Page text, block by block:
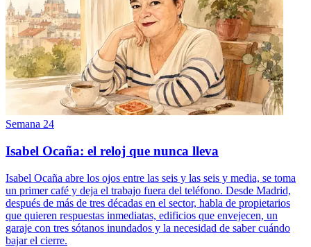
Semana 24
Isabel Ocaña: el reloj que nunca lleva
Isabel Ocaña abre los ojos entre las seis y las seis y media, se toma
un primer café y deja el trabajo fuera del teléfono. Desde Madrid,
después de más de tres décadas en el sector, habla de propietarios
que quieren respuestas inmediatas, edificios que envejecen, un
garaje con tres sótanos inundados y la necesidad de saber cuándo
bajar el cierre.